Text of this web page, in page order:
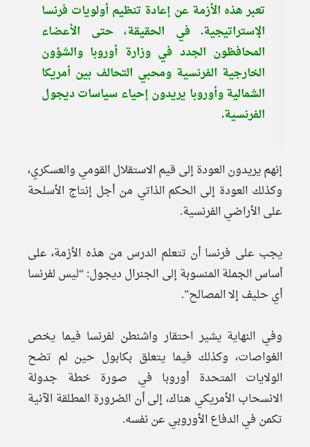
تعبر هذه الأزمة عن إعادة تنظيم أولويات فرنسا
الإستراتيجية. في الحقيقة، حتى الأعضاء
المحافظون الجدد في وزارة أوروبا والشؤون
الخارجية الفرنسية ومحبي التحالف بين أمريكا
الشمالية وأوروبا يريدون إحياء سياسات ديجول
الفرنسية.
إنهم يريدون العودة إلى قيم الاستقلال القومي والعسكري،
وكذلك العودة إلى الحكم الذاتي من أجل إنتاج الأسلحة
على الأراضي الفرنسية.
يجب على فرنسا أن تتعلم الدرس من هذه الأزمة، على
أساس الجملة المنسوبة إلى الجنرال ديجول: “ليس لفرنسا
أي حليف إلا المصالح”.
وفي النهاية يشير احتقار واشنطن لفرنسا فيما يخص
الغواصات، وكذلك فيما يتعلق بكابول حين لم تضح
الولايات المتحدة أوروبا في صورة خطة جدولة
الانسحاب الأمريكي هناك، إلى أن الضرورة المطلقة الآنية
تكمن في الدفاع الأوروبي عن نفسه.